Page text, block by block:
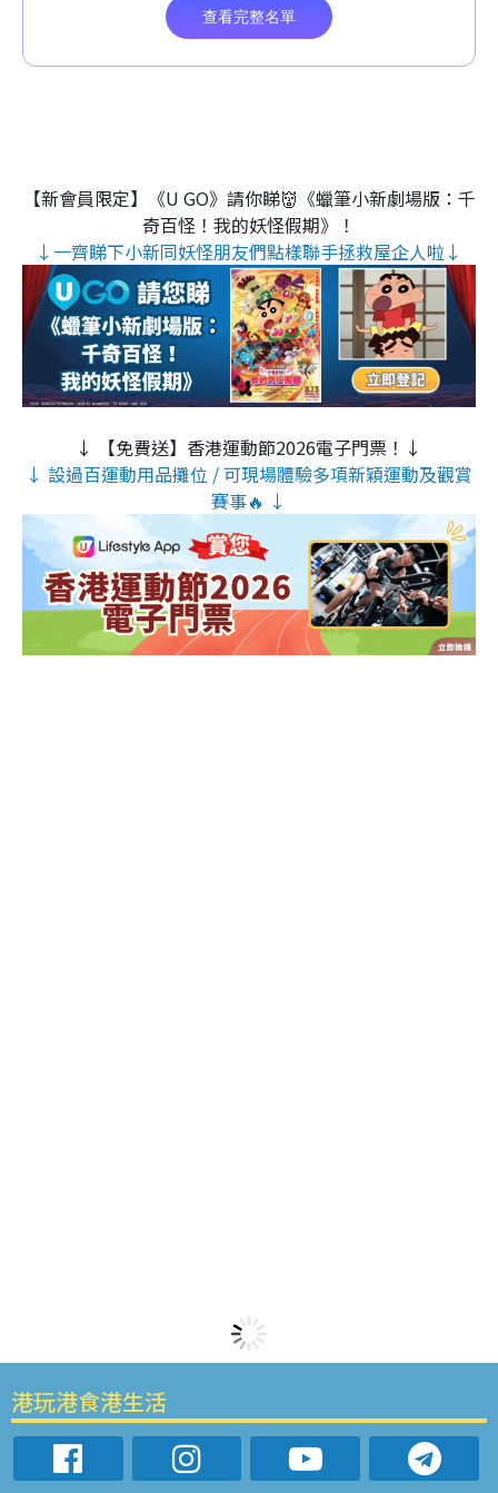
【新會員限定】《U GO》請你睇👹《蠟筆小新劇場版：千
奇百怪！我的妖怪假期》！
↓一齊睇下小新同妖怪朋友們點樣聯手拯救屋企人啦↓
↓ 【免費送】香港運動節2026電子門票！↓
↓ 設過百運動用品攤位 / 可現場體驗多項新穎運動及觀賞
賽事🔥 ↓
港玩港食港生活